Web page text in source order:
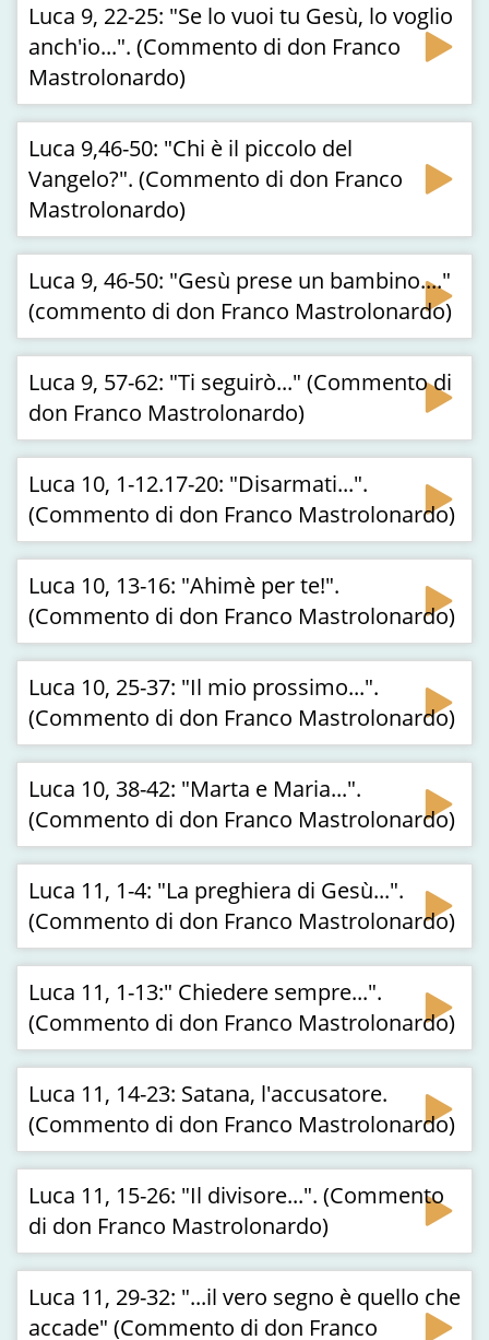
Luca 9, 22-25: "Se lo vuoi tu Gesù, lo voglio
anch'io...". (Commento di don Franco
Mastrolonardo)
Luca 9,46-50: "Chi è il piccolo del
Vangelo?". (Commento di don Franco
Mastrolonardo)
Luca 9, 46-50: "Gesù prese un bambino...."
(commento di don Franco Mastrolonardo)
Luca 9, 57-62: "Ti seguirò..." (Commento di
don Franco Mastrolonardo)
Luca 10, 1-12.17-20: "Disarmati...".
(Commento di don Franco Mastrolonardo)
Luca 10, 13-16: "Ahimè per te!".
(Commento di don Franco Mastrolonardo)
Luca 10, 25-37: "Il mio prossimo...".
(Commento di don Franco Mastrolonardo)
Luca 10, 38-42: "Marta e Maria...".
(Commento di don Franco Mastrolonardo)
Luca 11, 1-4: "La preghiera di Gesù...".
(Commento di don Franco Mastrolonardo)
Luca 11, 1-13:" Chiedere sempre...".
(Commento di don Franco Mastrolonardo)
Luca 11, 14-23: Satana, l'accusatore.
(Commento di don Franco Mastrolonardo)
Luca 11, 15-26: "Il divisore...". (Commento
di don Franco Mastrolonardo)
Luca 11, 29-32: "...il vero segno è quello che
accade" (Commento di don Franco